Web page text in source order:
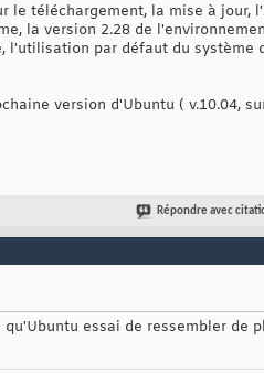
le téléchargement, la mise à jour,
la version 2.28 de
l'utilisation par défaut du système
version d'Ubuntu ( v.10.04,
Répondre avec
essai de ressembler de